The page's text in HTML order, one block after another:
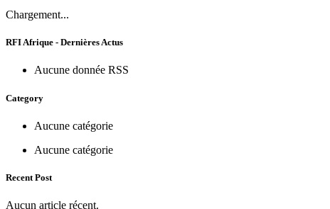
Chargement...
RFI Afrique - Dernières Actus
Aucune donnée RSS
Category
Aucune catégorie
Aucune catégorie
Recent Post
Aucun article récent.